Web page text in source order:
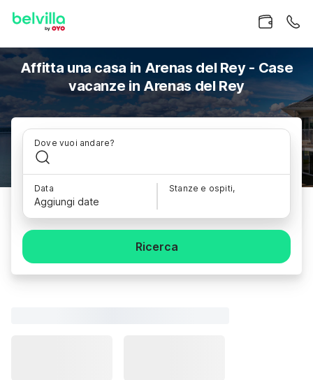
Affitta una casa in Arenas del Rey - Case
vacanze in Arenas del Rey
Dove vuoi andare?
Data
Aggiungi date
Stanze e ospiti,
Ricerca